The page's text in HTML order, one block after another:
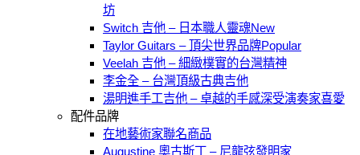
坊
Switch 吉他 – 日本職人靈魂
Taylor Guitars – 頂尖世界品牌
Veelah 吉他 – 細緻樸實的台灣精神
李金全 – 台灣頂級古典吉他
湯明進手工吉他 – 卓越的手感深受演奏家喜愛
配件品牌
在地藝術家聯名商品
Augustine 奧古斯丁 – 尼龍弦發明家